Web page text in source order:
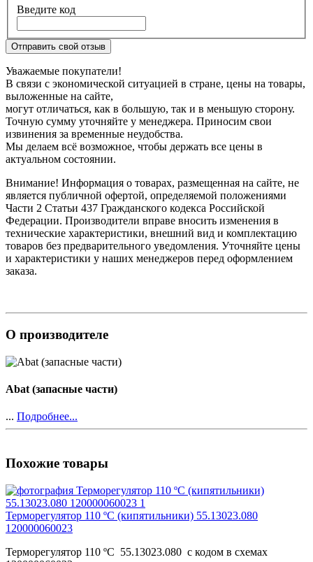
Введите код
Отправить свой отзыв
Уважаемые покупатели!
В связи с экономической ситуацией в стране, цены на товары,
выложенные на сайте,
могут отличаться, как в большую, так и в меньшую сторону.
Точную сумму уточняйте у менеджера. Приносим свои
извинения за временные неудобства.
Мы делаем всё возможное, чтобы держать все цены в
актуальном состоянии.
Внимание! Информация о товарах, размещенная на сайте, не
является публичной офертой, определяемой положениями
Части 2 Статьи 437 Гражданского кодекса Российской
Федерации. Производители вправе вносить изменения в
технические характеристики, внешний вид и комплектацию
товаров без предварительного уведомления. Уточняйте цены
и характеристики у наших менеджеров перед оформлением
заказа.
О производителе
Abat (запасные части)
... Подробнее...
Похожие товары
Терморегулятор 110 ºС (кипятильники) 55.13023.080
120000060023
Терморегулятор 110 ºС 55.13023.080 с кодом в схемах